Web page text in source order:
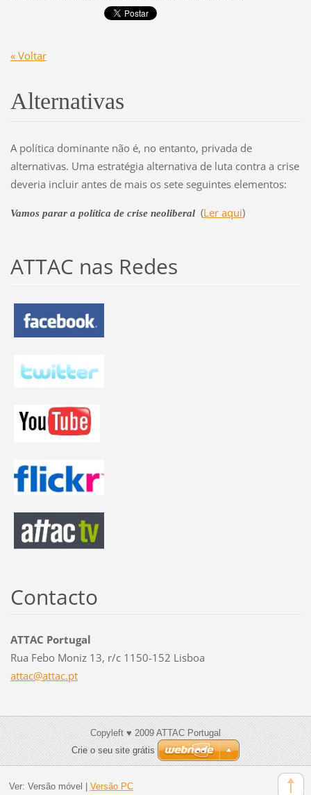
« Voltar
Alternativas
A política dominante não é, no entanto, privada de
alternativas. Uma estratégia alternativa de luta contra a crise
deveria incluir antes de mais os sete seguintes elementos:
Vamos parar a política de crise neoliberal (Ler aqui)
ATTAC nas Redes
Contacto
ATTAC Portugal
Rua Febo Moniz 13, r/c 1150-152 Lisboa
attac@attac.pt
Copyleft ♥ 2009 ATTAC Portugal
Crie o seu site grátis
Ver: Versão móvel Versão PC